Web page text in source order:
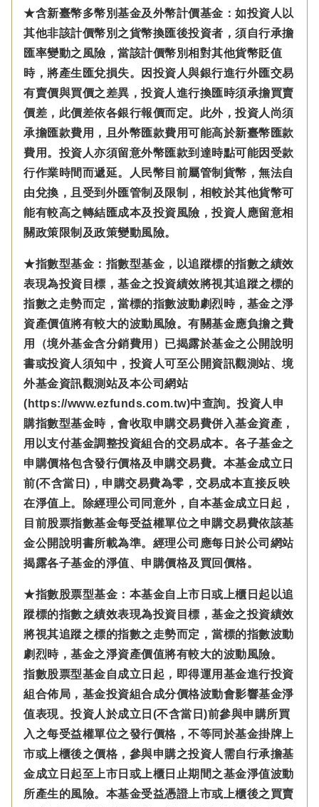
★含新臺幣多幣別基金及外幣計價基金：如投資人以
其他非該計價幣別之貨幣換匯後投資者，須自行承擔
匯率變動之風險，當該計價幣別相對其他貨幣貶值
時，將產生匯兌損失。因投資人與銀行進行外匯交易
有賣價與買價之差異，投資人進行換匯時須承擔買賣
價差，此價差依各銀行報價而定。此外，投資人尚須
承擔匯款費用，且外幣匯款費用可能高於新臺幣匯款
費用。投資人亦須留意外幣匯款到達時點可能因受款
行作業時間而遞延。人民幣目前屬管制貨幣，無法自
由兌換，且受到外匯管制及限制，相較於其他貨幣可
能有較高之轉結匯成本及投資風險，投資人應留意相
關政策限制及政策變動風險。
★指數型基金：指數型基金，以追蹤標的指數之績效
表現為投資目標，基金之投資績效將視其追蹤之標的
指數之走勢而定，當標的指數波動劇烈時，基金之淨
資產價值將有較大的波動風險。有關基金應負擔之費
用（境外基金含分銷費用）已揭露於基金之公開說明
書或投資人須知中，投資人可至公開資訊觀測站、境
外基金資訊觀測站及本公司網站
(https://www.ezfunds.com.tw)中查詢。投資人申
購指數型基金時，會收取申購交易費併入基金資產，
用以支付基金調整投資組合的交易成本。各子基金之
申購價格包含發行價格及申購交易費。本基金成立日
前(不含當日)，申購交易費為零，交易成本直接反映
在淨值上。除經理公司同意外，自本基金成立日起，
目前股票指數基金每受益權單位之申購交易費依該基
金公開說明書所載為準。經理公司應每日於公司網站
揭露各子基金的淨值、申購價格及買回價格。
★指數股票型基金：本基金自上市日或上櫃日起以追
蹤標的指數之績效表現為投資目標，基金之投資績效
將視其追蹤之標的指數之走勢而定，當標的指數波動
劇烈時，基金之淨資產價值將有較大的波動風險。
指數股票型基金自成立日起，即得運用基金進行投資
組合佈局，基金投資組合成分價格波動會影響基金淨
值表現。投資人於成立日(不含當日)前參與申購所買
入之每受益權單位之發行價格，不等同於基金掛牌上
市或上櫃後之價格，參與申購之投資人需自行承擔基
金成立日起至上市日或上櫃日止期間之基金淨值波動
所產生的風險。本基金受益憑證上市或上櫃後之買賣